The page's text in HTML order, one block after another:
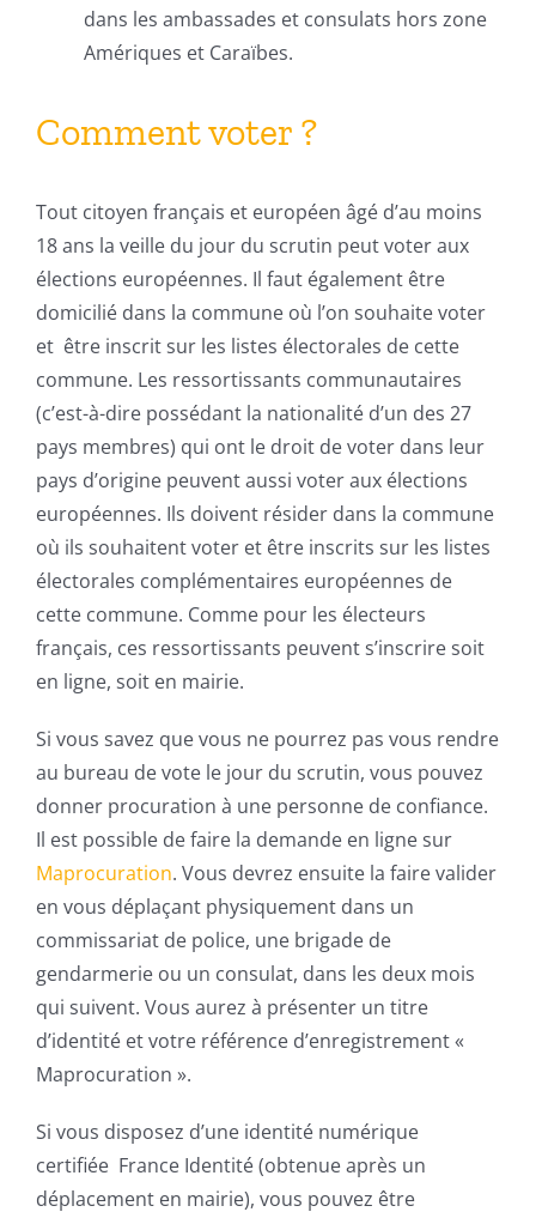
dans les ambassades et consulats hors zone
Amériques et Caraïbes.
Comment voter ?
Tout citoyen français et européen âgé d’au moins
18 ans la veille du jour du scrutin peut voter aux
élections européennes. Il faut également être
domicilié dans la commune où l’on souhaite voter
et être inscrit sur les listes électorales de cette
commune. Les ressortissants communautaires
(c’est-à-dire possédant la nationalité d’un des 27
pays membres) qui ont le droit de voter dans leur
pays d’origine peuvent aussi voter aux élections
européennes. Ils doivent résider dans la commune
où ils souhaitent voter et être inscrits sur les listes
électorales complémentaires européennes de
cette commune. Comme pour les électeurs
français, ces ressortissants peuvent s’inscrire soit
en ligne, soit en mairie.
Si vous savez que vous ne pourrez pas vous rendre
au bureau de vote le jour du scrutin, vous pouvez
donner procuration à une personne de confiance.
Il est possible de faire la demande en ligne sur
Maprocuration. Vous devrez ensuite la faire valider
en vous déplaçant physiquement dans un
commissariat de police, une brigade de
gendarmerie ou un consulat, dans les deux mois
qui suivent. Vous aurez à présenter un titre
d’identité et votre référence d’enregistrement «
Maprocuration ».
Si vous disposez d’une identité numérique
certifiée France Identité (obtenue après un
déplacement en mairie), vous pouvez être